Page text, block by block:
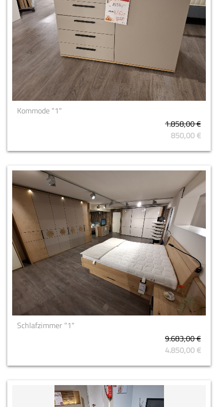
Kommode "1"
1.858,00 €
850,00 €
Schlafzimmer "1"
9.683,00 €
4.850,00 €